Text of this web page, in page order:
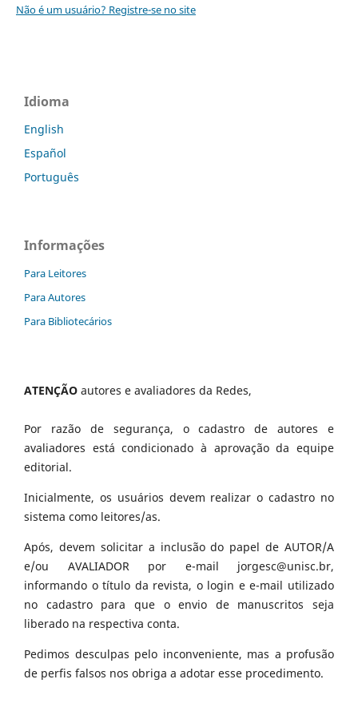
Não é um usuário? Registre-se no site
Idioma
English
Español
Português
Informações
Para Leitores
Para Autores
Para Bibliotecários
ATENÇÃO autores e avaliadores da Redes,
Por razão de segurança, o cadastro de autores e
avaliadores está condicionado à aprovação da equipe
editorial.
Inicialmente, os usuários devem realizar o cadastro no
sistema como leitores/as.
Após, devem solicitar a inclusão do papel de AUTOR/A
e/ou AVALIADOR por e-mail jorgesc@unisc.br,
informando o título da revista, o login e e-mail utilizado
no cadastro para que o envio de manuscritos seja
liberado na respectiva conta.
Pedimos desculpas pelo inconveniente, mas a profusão
de perfis falsos nos obriga a adotar esse procedimento.